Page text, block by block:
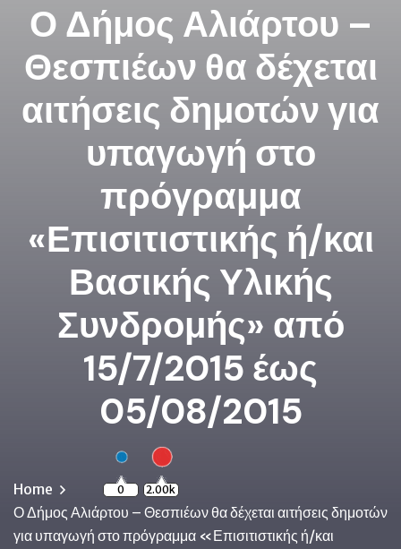
Ο Δήμος Αλιάρτου –
Θεσπιέων θα δέχεται
αιτήσεις δημοτών για
υπαγωγή στο
πρόγραμμα
«Επισιτιστικής ή/και
Βασικής Υλικής
Συνδρομής» από
15/7/2015 έως
05/08/2015
Home
Ο Δήμος Αλιάρτου – Θεσπιέων θα δέχεται αιτήσεις δημοτών
για υπαγωγή στο πρόγραμμα «Επισιτιστικής ή/και
0 2.00k